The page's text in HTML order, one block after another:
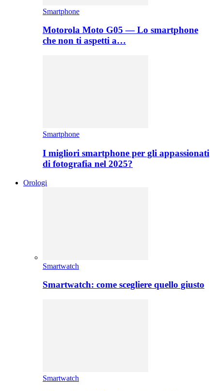
Smartphone
Motorola Moto G05 — Lo smartphone
che non ti aspetti a…
Smartphone
I migliori smartphone per gli appassionati
di fotografia nel 2025?
Orologi
Smartwatch
Smartwatch: come scegliere quello giusto
Smartwatch